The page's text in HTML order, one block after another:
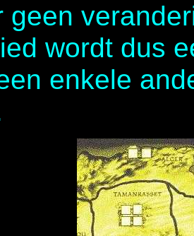
geen
wordt dus
enkele